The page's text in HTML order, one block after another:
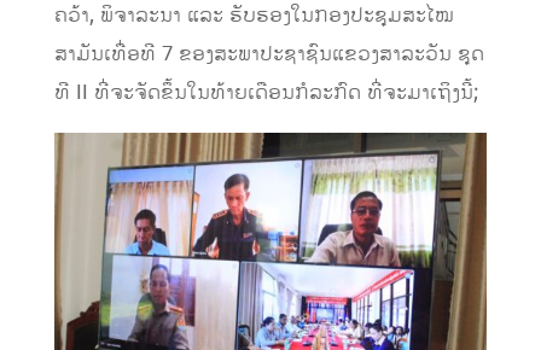
ຄວ້າ, ພິຈາລະນາ ແລະ ຮັບຮອງໃນກອງປະຊຸມສະໄໝ
ສາມັນເທື່ອທີ 7 ຂອງສະພາປະຊາຊົນແຂວງສາລະວັນ ຊຸດ
ທີ II ທີ່ຈະຈັດຂຶ້ນໃນທ້າຍເດືອນກໍລະກົດ ທີ່ຈະມາເຖິງນີ້;